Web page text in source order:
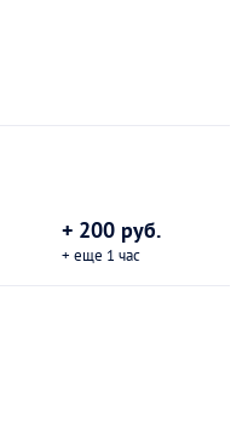
+ 200 руб.
+ еще 1 час